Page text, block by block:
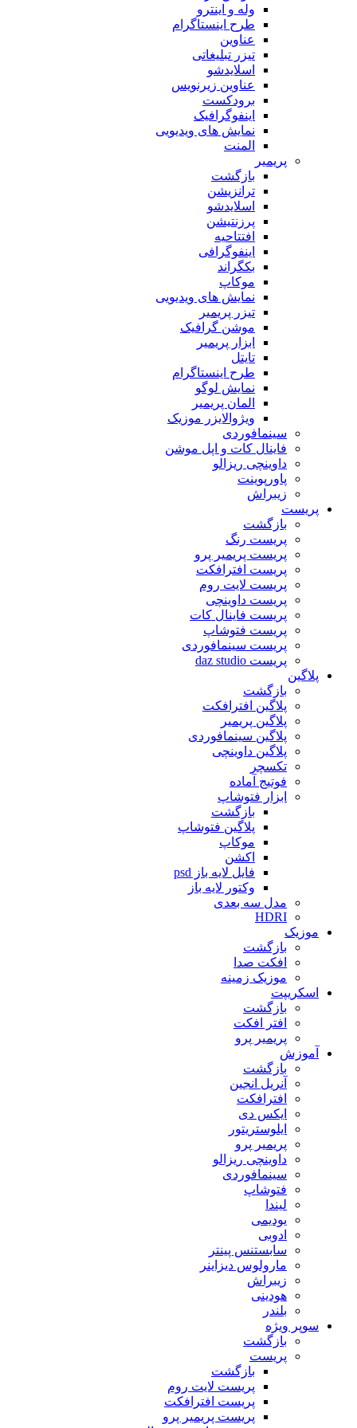
وله و اینترو
طرح اینستاگرام
عناوین
تیزر تبلیغاتی
اسلایدشو
عناوین زیرنویس
برودکست
اینفوگرافیک
نمایش های ویدیویی
المنت
پریمیر
بازگشت
ترانزیشن
اسلایدشو
پرزنتیشن
افتتاحیه
اینفوگرافی
بکگراند
موکاپ
نمایش های ویدیویی
تیزر پریمیر
موشن گرافیک
ابزار پریمیر
تایتل
طرح اینستاگرام
نمایش لوگو
المان پریمیر
ویژوالایزر موزیک
سینمافوردی
فاینال کات و اپل موشن
داوینچی ریزالو
پاورپوینت
زیبراش
پریست
بازگشت
پریست رنگ
پریست پریمیر پرو
پریست افترافکت
پریست لایت روم
پریست داوینچی
پریست فاینال کات
پریست فتوشاپ
پریست سینمافوردی
پریست daz studio
پلاگین
بازگشت
پلاگین افترافکت
پلاگین پریمیر
پلاگین سینمافوردی
پلاگین داوینچی
تکسچر
فوتیج آماده
ابزار فتوشاپ
بازگشت
پلاگین فتوشاپ
موکاپ
اکشن
فایل لایه باز psd
وکتور لایه باز
مدل سه بعدی
HDRI
موزیک
بازگشت
افکت صدا
موزیک زمینه
اسکریپت
بازگشت
افتر افکت
پریمیر پرو
آموزش
بازگشت
آنریل انجین
افترافکت
ایکس دی
ایلوستریتور
پریمیر پرو
داوینچی ریزالو
سینمافوردی
فتوشاپ
لیندا
یودیمی
ادوبی
سابستنس پینتر
مارولوس دیزاینر
زیبراش
هودینی
بلندر
سوپر ویژه
بازگشت
پریست
بازگشت
پریست لایت روم
پریست افترافکت
پریست پریمیر پرو